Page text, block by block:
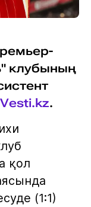
клубының
Vesti.kz.
қол
(1:1)